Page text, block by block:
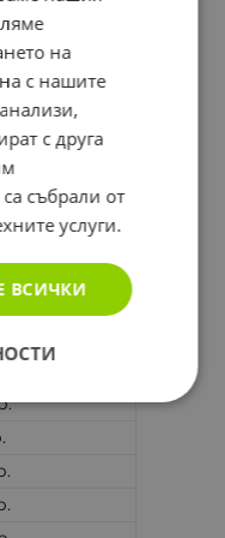
на
с нашите
с друга
събрали от
услуги.
ВСИЧКИ